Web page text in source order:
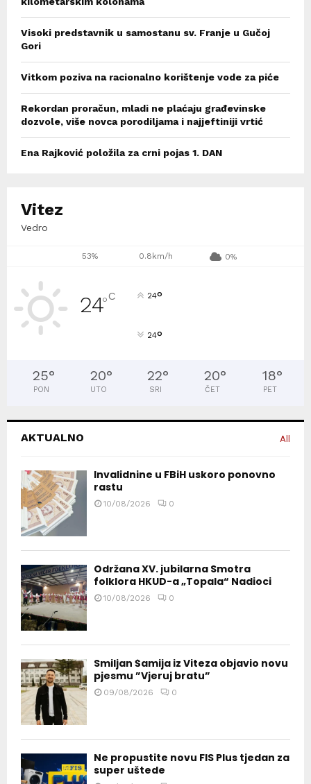
Visoki predstavnik u samostanu sv. Franje u Gučoj
Gori
Vitkom poziva na racionalno korištenje vode za piće
Rekordan proračun, mladi ne plaćaju građevinske
dozvole, više novca porodiljama i najjeftiniji vrtić
Ena Rajković položila za crni pojas 1. DAN
Vitez
Vedro
53% 0.8km/h 0%
24°C 24°
24°
25°
PON
20°
UTO
22°
SRI
20°
ČET
18°
PET
AKTUALNO All
Invalidnine u FBiH uskoro ponovno
rastu
10/08/2026 0
Održana XV. jubilarna Smotra
folklora HKUD-a „Topala“ Nadioci
10/08/2026 0
Smiljan Šamija iz Viteza objavio novu
pjesmu ”Vjeruj bratu”
09/08/2026 0
Ne propustite novu FIS Plus tjedan za
super uštede